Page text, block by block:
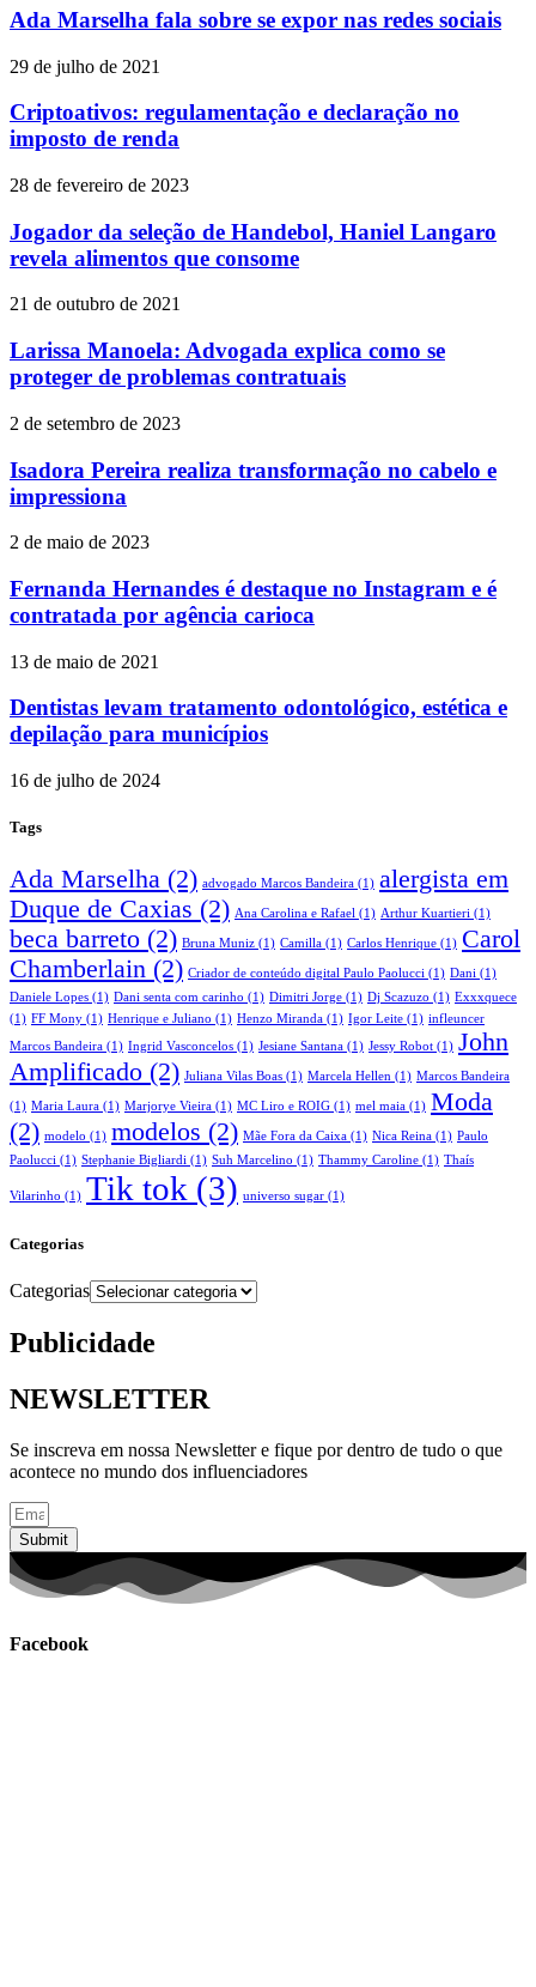
Ada Marselha fala sobre se expor nas redes sociais
29 de julho de 2021
Criptoativos: regulamentação e declaração no
imposto de renda
28 de fevereiro de 2023
Jogador da seleção de Handebol, Haniel Langaro
revela alimentos que consome
21 de outubro de 2021
Larissa Manoela: Advogada explica como se
proteger de problemas contratuais
2 de setembro de 2023
Isadora Pereira realiza transformação no cabelo e
impressiona
2 de maio de 2023
Fernanda Hernandes é destaque no Instagram e é
contratada por agência carioca
13 de maio de 2021
Dentistas levam tratamento odontológico, estética e
depilação para municípios
16 de julho de 2024
Tags
Ada Marselha (2) advogado Marcos Bandeira (1) alergista em
Duque de Caxias (2) Ana Carolina e Rafael (1) Arthur Kuartieri (1)
beca barreto (2) Bruna Muniz (1) Camilla (1) Carlos Henrique (1) Carol
Chamberlain (2) Criador de conteúdo digital Paulo Paolucci (1) Dani (1)
Daniele Lopes (1) Dani senta com carinho (1) Dimitri Jorge (1) Dj Scazuzo (1) Exxxquece
(1) FF Mony (1) Henrique e Juliano (1) Henzo Miranda (1) Igor Leite (1) infleuncer
Marcos Bandeira (1) Ingrid Vasconcelos (1) Jesiane Santana (1) Jessy Robot (1) John
Amplificado (2) Juliana Vilas Boas (1) Marcela Hellen (1) Marcos Bandeira
(1) Maria Laura (1) Marjorye Vieira (1) MC Liro e ROIG (1) mel maia (1) Moda
(2) modelo (1) modelos (2) Mãe Fora da Caixa (1) Nica Reina (1) Paulo
Paolucci (1) Stephanie Bigliardi (1) Suh Marcelino (1) Thammy Caroline (1) Thaís
Vilarinho (1) Tik tok (3) universo sugar (1)
Categorias
Categorias
Publicidade
NEWSLETTER
Se inscreva em nossa Newsletter e fique por dentro de tudo o que
acontece no mundo dos influenciadores
Submit
Facebook